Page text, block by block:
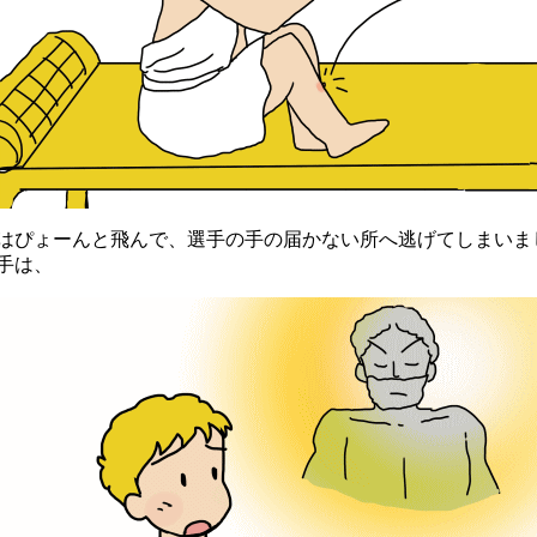
ぴょーんと飛んで、選手の手の届かない所へ逃げてしまいま
は、